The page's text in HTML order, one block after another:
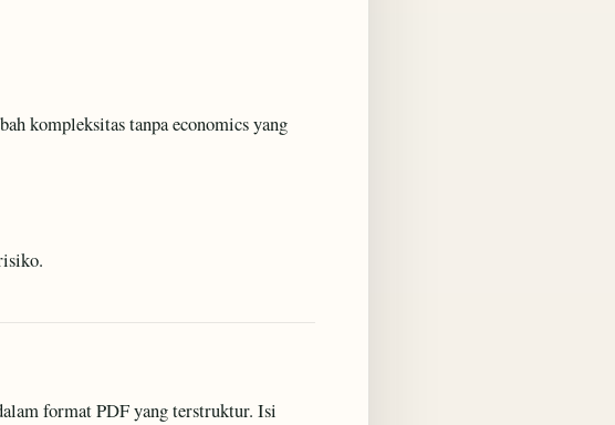
kompleksitas tanpa economics yang
format PDF yang terstruktur. Isi